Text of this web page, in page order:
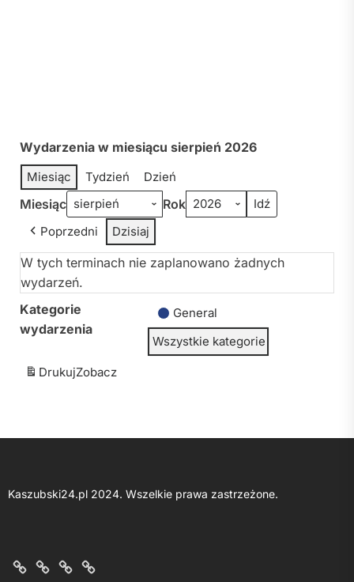
Wydarzenia w miesiącu sierpień 2026
Miesiąc Tydzień Dzień
Miesiąc Rok
Poprzedni Dzisiaj
W tych terminach nie zaplanowano żadnych
wydarzeń.
Kategorie
wydarzenia
General
Wszystkie kategorie
DrukujZobacz
Kaszubski24.pl 2024. Wszelkie prawa zastrzeżone.
O
KontaktPolitykaRegulamin